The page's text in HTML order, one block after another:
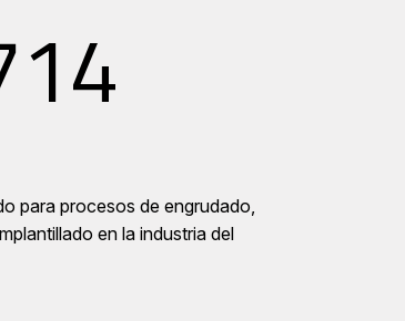
para procesos de engrudado,
en la industria del